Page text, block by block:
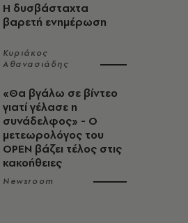
Η δυσβάσταχτα
βαρετή ενημέρωση
Κυριάκος
Αθανασιάδης
«Θα βγάλω σε βίντεο
γιατί γέλασε η
συνάδελφος» - Ο
μετεωρολόγος του
OPEN βάζει τέλος στις
κακοήθειες
Newsroom